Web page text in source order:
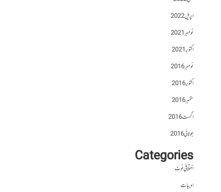
اپریل 2022
نومبر 2021
اکتوبر 2021
نومبر 2016
اکتوبر 2016
ستمبر 2016
اگست 2016
جولائی 2016
Categories
اختلافی نوٹ
ادبیات